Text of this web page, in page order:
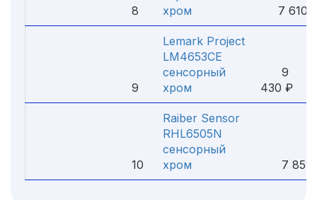
8
хром
7 610
9
Lemark Project
LM4653СE
сенсорный
хром
9
430 ₽
10
Raiber Sensor
RHL6505N
сенсорный
хром
7 859